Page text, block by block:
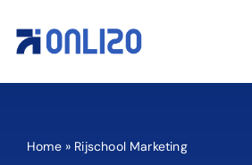
naar
Home» Rijschool Marketing